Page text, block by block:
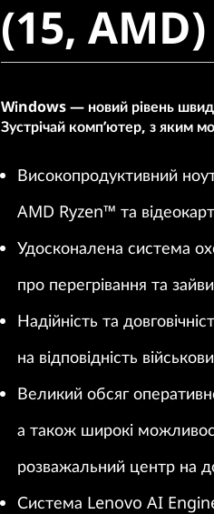
(15, AMD)
Windows — новий рівень
Зустрічай комп’ютер, з яким
Високопродуктивний
AMD Ryzen™ та
Удосконалена система
про перегрівання та
Надійність та
на відповідність
Великий обсяг
а також широкі
розважальний центр на
Система Lenovo AI